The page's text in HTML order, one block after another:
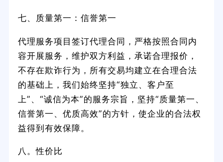
七、质量第一：信誉第一
代理服务项目签订代理合同，严格按照合同内
容开展服务，维护双方利益，承诺合理报价，
不存在欺诈行为，所有交易均建立在合理合法
的基础上，我们始终坚持“独立、客户至
上”、“诚信为本”的服务宗旨，坚持“质量第一、
信誉第一、优质高效”的方针，使企业的合法权
益得到有效保障。
八。性价比